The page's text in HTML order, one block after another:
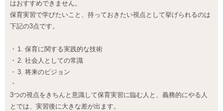
はおすすめできません。
保育実習で学びたいこと、持っておきたい視点として挙げられるのは
下記の3点です。
1. 保育に関する実践的な技術
2. 社会人としての常識
3. 将来のビジョン
3つの視点をきちんと意識して保育実習に臨む人と、義務的にやる人
とでは、実習後に大きな差が出ます。